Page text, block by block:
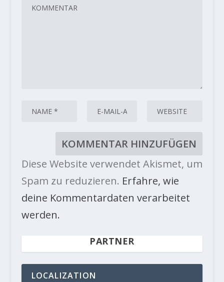
Diese Website verwendet Akismet, um
Spam zu reduzieren. Erfahre, wie
deine Kommentardaten verarbeitet
werden.
PARTNER
LOCALIZATION